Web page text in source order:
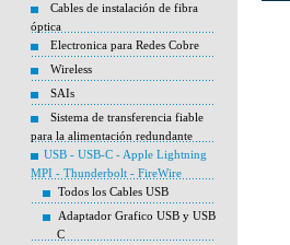
Cables de instalación de fibra
óptica
Electronica para Redes Cobre
Wireless
SAIs
Sistema de transferencia fiable
para la alimentación redundante
USB - USB-C - Apple Lightning
MPI - Thunderbolt - FireWire
Todos los Cables USB
Adaptador Grafico USB y USB
C